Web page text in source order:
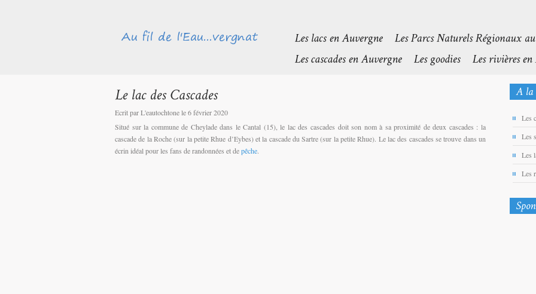
Ecrit par L'eautochtone le 6 février 2020
Situé sur la commune de Cheylade dans le Cantal (15), le lac des cascades doit son nom à sa proximité de deux cascades : la
cascade de la Roche (sur la petite Rhue d’Eybes) et la cascade du Sartre (sur la petite Rhue). Le lac des cascades se trouve dans un
écrin idéal pour les fans de randonnées et depêche.
Les
Les
Les
Les